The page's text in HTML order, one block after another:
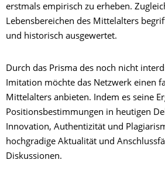
erstmals empirisch zu erheben.
Lebensbereichen des Mittelalters
und historisch ausgewertet.
Durch das Prisma des noch nicht
Imitation möchte das Netzwerk einen
Mittelalters anbieten. Indem es seine
Positionsbestimmungen in heutigen
Innovation, Authentizität und
hochgradige Aktualität und
Diskussionen.